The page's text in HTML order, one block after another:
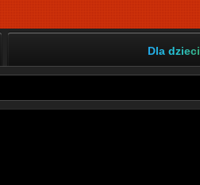
Dla dzieci